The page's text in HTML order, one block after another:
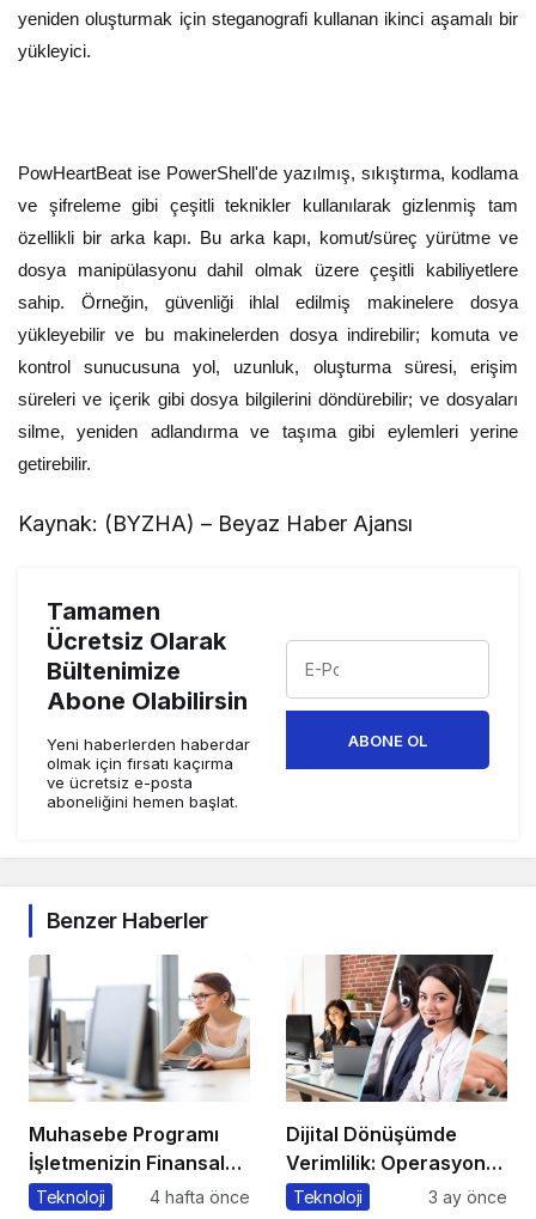
yeniden oluşturmak için steganografi kullanan ikinci aşamalı bir
yükleyici.
PowHeartBeat ise PowerShell'de yazılmış, sıkıştırma, kodlama
ve şifreleme gibi çeşitli teknikler kullanılarak gizlenmiş tam
özellikli bir arka kapı. Bu arka kapı, komut/süreç yürütme ve
dosya manipülasyonu dahil olmak üzere çeşitli kabiliyetlere
sahip. Örneğin, güvenliği ihlal edilmiş makinelere dosya
yükleyebilir ve bu makinelerden dosya indirebilir; komuta ve
kontrol sunucusuna yol, uzunluk, oluşturma süresi, erişim
süreleri ve içerik gibi dosya bilgilerini döndürebilir; ve dosyaları
silme, yeniden adlandırma ve taşıma gibi eylemleri yerine
getirebilir.
Kaynak: (BYZHA) – Beyaz Haber Ajansı
Tamamen
Ücretsiz Olarak
Bültenimize
Abone Olabilirsin
Yeni haberlerden haberdar
olmak için fırsatı kaçırma
ve ücretsiz e-posta
aboneliğini hemen başlat.
ABONE OL
Benzer Haberler
Muhasebe Programı
İşletmenizin Finansal
Yönetiminde Devrim
Teknoloji 4 hafta önce
Dijital Dönüşümde
Verimlilik: Operasyonel
Süreçleri Tek
Teknoloji 3 ay önce